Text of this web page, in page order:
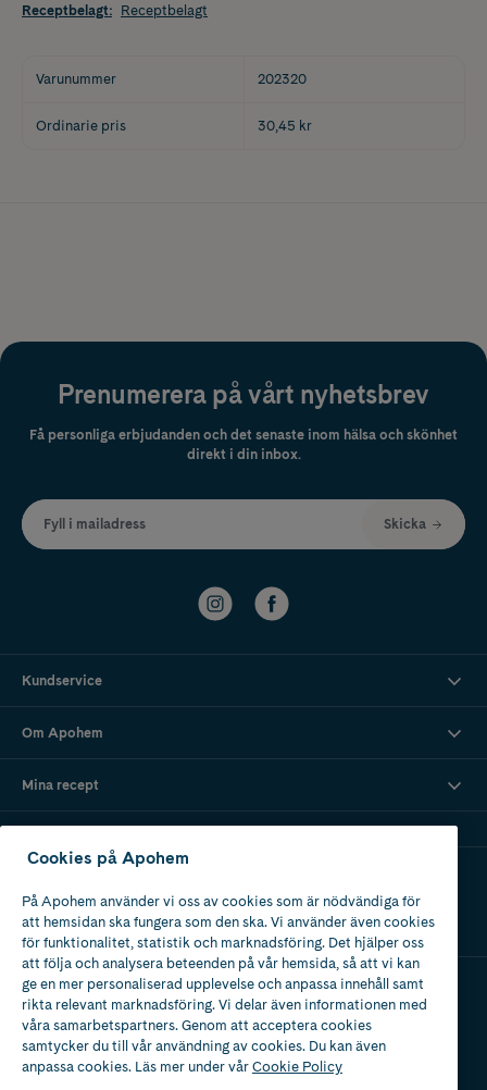
Receptbelagt: Receptbelagt
Varunummer 202320
Ordinarie pris 30,45 kr
Prenumerera på vårt nyhetsbrev
Få personliga erbjudanden och det senaste inom hälsa och skönhet
direkt i din inbox.
Fyll i mailadress Skicka
Kundservice
Om Apohem
Mina recept
Apotek med tillstånd
av Läkemedelsverket
Cookies på Apohem
På Apohem använder vi oss av cookies som är nödvändiga för
att hemsidan ska fungera som den ska. Vi använder även cookies
för funktionalitet, statistik och marknadsföring. Det hjälper oss
att följa och analysera beteenden på vår hemsida, så att vi kan
ge en mer personaliserad upplevelse och anpassa innehåll samt
rikta relevant marknadsföring. Vi delar även informationen med
våra samarbetspartners. Genom att acceptera cookies
samtycker du till vår användning av cookies. Du kan även
anpassa cookies. Läs mer under vårCookie Policy